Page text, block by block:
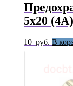
5х20 (4А)
10 руб. В